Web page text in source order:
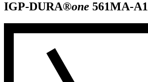
IGP-DURA®one 561MA-A1